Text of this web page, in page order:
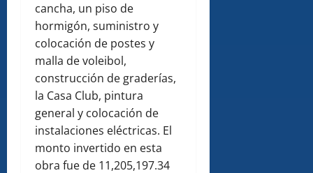
cancha, un piso de
hormigón, suministro y
colocación de postes y
malla de voleibol,
construcción de graderías,
la Casa Club, pintura
general y colocación de
instalaciones eléctricas. El
monto invertido en esta
obra fue de 11,205,197.34